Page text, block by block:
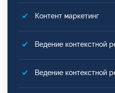
Контент маркетинг
Ведение контекстной
Ведение контекстной